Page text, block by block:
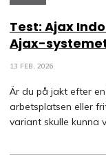
Test: Ajax
Ajax-
13 FEB, 2026
Är du på jakt efter
arbetsplatsen eller
variant skulle kunna